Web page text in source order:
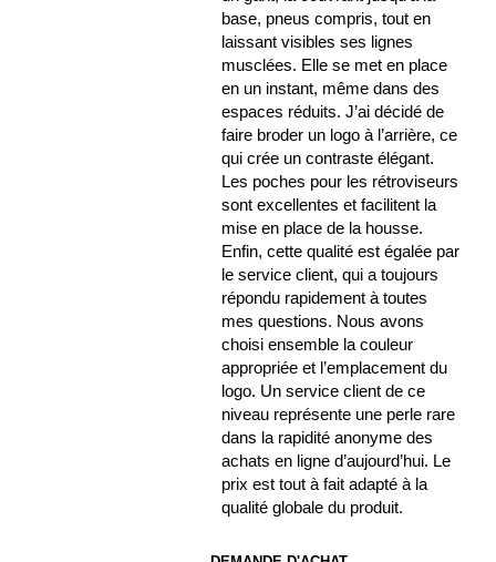
base, pneus compris, tout en
laissant visibles ses lignes
musclées. Elle se met en place
en un instant, même dans des
espaces réduits. J’ai décidé de
faire broder un logo à l’arrière, ce
qui crée un contraste élégant.
Les poches pour les rétroviseurs
sont excellentes et facilitent la
mise en place de la housse.
Enfin, cette qualité est égalée par
le service client, qui a toujours
répondu rapidement à toutes
mes questions. Nous avons
choisi ensemble la couleur
appropriée et l’emplacement du
logo. Un service client de ce
niveau représente une perle rare
dans la rapidité anonyme des
achats en ligne d’aujourd’hui. Le
prix est tout à fait adapté à la
qualité globale du produit.